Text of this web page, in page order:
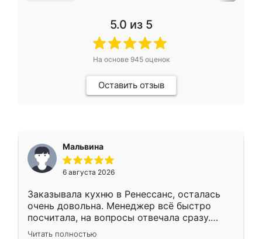
5.0 из 5
На основе 945оценок
Оставить отзыв
Мальвина
6 августа 2026
Заказывала кухню в Ренессанс, осталась
очень довольна. Менеджер всё быстро
посчитала, на вопросы отвечала сразу.
Замерщик приехал в субботу, подошёл к
Читать полностью